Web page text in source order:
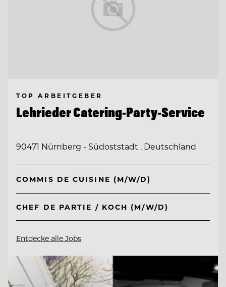
TOP ARBEITGEBER
Lehrieder Catering-Party-Service
90471 Nürnberg - Südoststadt , Deutschland
COMMIS DE CUISINE (M/W/D)
CHEF DE PARTIE / KOCH (M/W/D)
Entdecke alle Jobs